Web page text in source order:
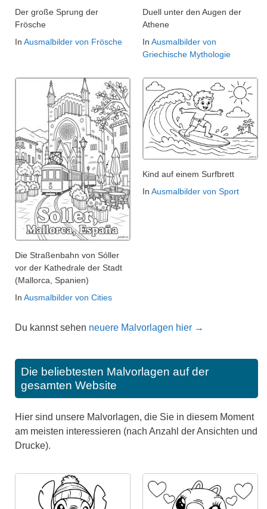
Der große Sprung der
Frösche
In Ausmalbilder von Frösche
Duell unter den Augen der
Athene
In Ausmalbilder von
Griechische Mythologie
Die Straßenbahn von Sóller
vor der Kathedrale der Stadt
(Mallorca, Spanien)
In Ausmalbilder von Cities
Kind auf einem Surfbrett
In Ausmalbilder von Sport
Du kannst sehen neuere Malvorlagen hier →
Die beliebtesten Malvorlagen auf der
gesamten Website
Hier sind unsere Malvorlagen, die Sie in diesem Moment
am meisten interessieren (nach Anzahl der Ansichten und
Drucke).